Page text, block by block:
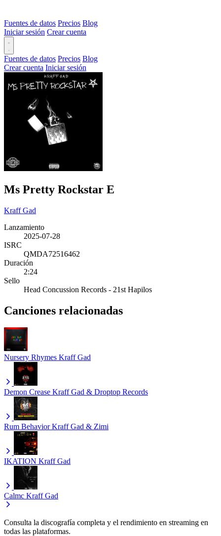
Fuentes de datos Precios Blog
Iniciar sesión Crear cuenta
Fuentes de datos Precios Blog
Crear cuenta Iniciar sesión
Ms Pretty Rockstar E
Kraff Gad
Lanzamiento
2025-07-28
ISRC
QMDA72516462
Duración
2:24
Sello
Head Concussion Records - 21st Hapilos
Canciones relacionadas
Nursery Rhymes Kraff Gad
Demon Crease Kraff Gad & Droptop Records
Rum Behavior Kraff Gad & Zimi
IKATION Kraff Gad
Calmc Kraff Gad
Consulta la discografía completa y el rendimiento en streaming en
todas las plataformas.